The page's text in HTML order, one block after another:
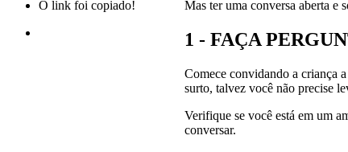
O link foi copiado!
Mas ter uma conversa aberta e
1 - FAÇA
Comece convidando a criança
surto, talvez você não precise
Verifique se você está em um
conversar.